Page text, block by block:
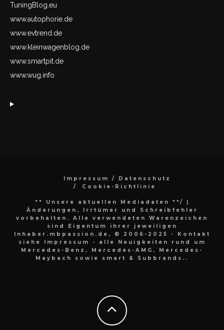
TuningBlog.eu
www.autophorie.de
www.evtrend.de
www.kleinwagenblog.de
www.smartpit.de
www.wug.info
Impressum / Datenschutz
Cookie-Richtlinie
** Unsere aktuellen Mediadaten **/
|
Änderungen, Irrtümer und Schreibfehler
vorbehalten. Alle verwendeten Warenzeichen
sind Eigentum ihrer jeweiligen
Inhaber.mbpassion.de, © 2006-2025 - Kontakt
siehe Impressum - alle Neuigkeiten rund um
Mercedes-Benz, Mercedes-AMG, Mercedes-
Maybach sowie smart & Subbrands..